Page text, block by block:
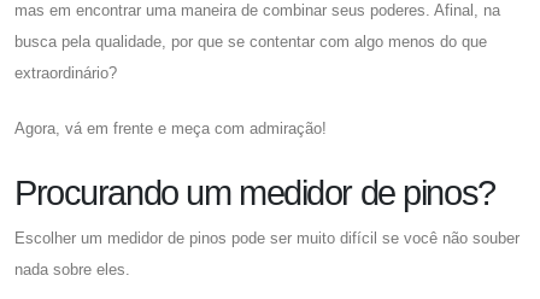
mas em encontrar uma maneira de combinar seus poderes. Afinal, na
busca pela qualidade, por que se contentar com algo menos do que
extraordinário?
Agora, vá em frente e meça com admiração!
Procurando um medidor de pinos?
Escolher um medidor de pinos pode ser muito difícil se você não souber
nada sobre eles.